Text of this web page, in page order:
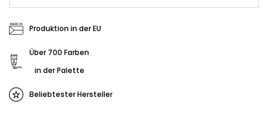
Produktion in der EU
Über 700 Farben
in der Palette
Beliebtester Hersteller